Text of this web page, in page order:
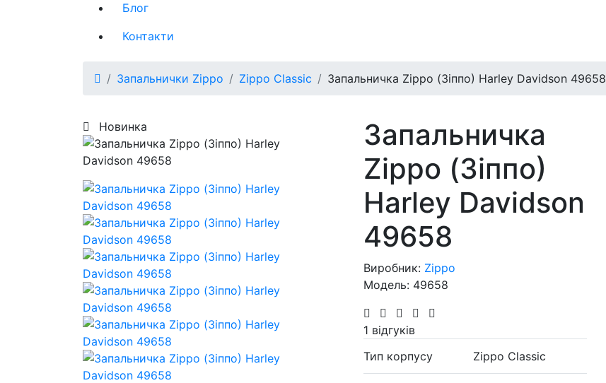
Блог
Контакти
Запальнички Zippo Zippo Classic Запальничка Zippo (Зіппо) Harley Davidson 49658
Новинка
Запальничка
Zippo (Зіппо)
Harley Davidson
49658
Виробник: Zippo
Модель: 49658
1 відгуків
Тип корпусу
Zippo Classic